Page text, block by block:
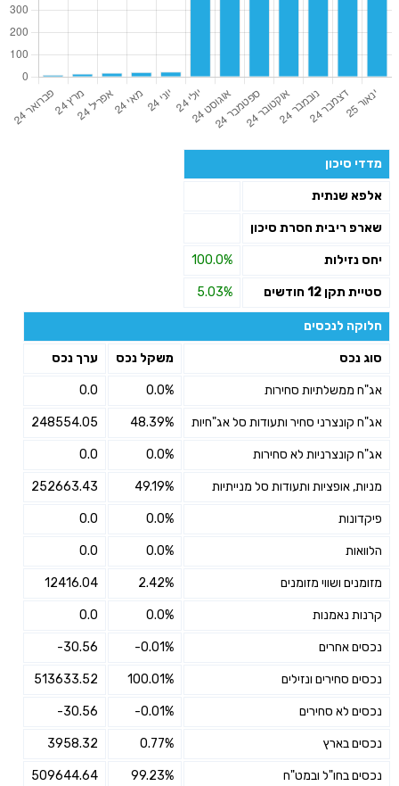
מדדי סיכון
אלפא שנתית
שארפ ריבית חסרת סיכון
יחס נזילות 100.0%
סטיית תקן 12 חודשים 5.03%
חלוקה לנכסים
סוג נכס משקל נכס ערך נכס
אג"ח ממשלתיות סחירות 0.0%
0.0
אג"ח קונצרני סחיר ותעודות סל אג"חיות 48.39%
248554.05
אג"ח קונצרניות לא סחירות 0.0%
0.0
מניות, אופציות ותעודות סל מנייתיות 49.19%
252663.43
פיקדונות 0.0%
0.0
הלוואות 0.0%
0.0
מזומנים ושווי מזומנים 2.42%
12416.04
קרנות נאמנות 0.0%
0.0
נכסים אחרים -0.01%
-30.56
נכסים סחירים ונזילים 100.01%
513633.52
נכסים לא סחירים -0.01%
-30.56
נכסים בארץ 0.77%
3958.32
נכסים בחו"ל ובמט"ח 99.23%
509644.64